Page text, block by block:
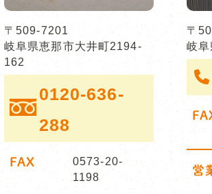
〒509-7201
岐阜県恵那市大井町2194-
162
0120-636-
288
FAX
0573-20-
1198
〒
岐
営